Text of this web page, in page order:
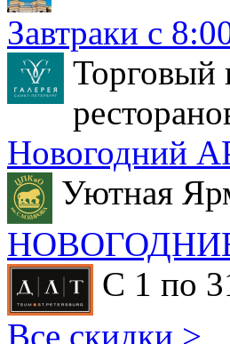
Завтраки с
Торговый
Новогодний
Уютная
С 1 по
Все скидки >